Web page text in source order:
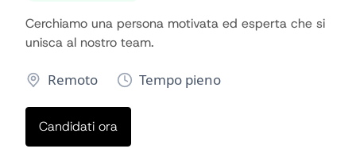
Cerchiamo una persona motivata ed esperta che si
unisca al nostro team.
Remoto Tempo pieno
Candidati ora